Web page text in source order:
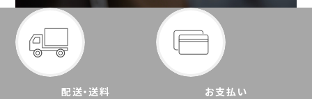
配送・送料 お支払い